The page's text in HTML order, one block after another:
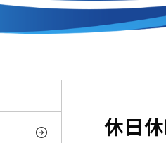
休日